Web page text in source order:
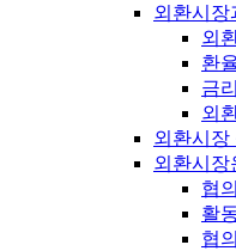
외환시장
외
환
금
외
외환시장
외환시장
협
활
협